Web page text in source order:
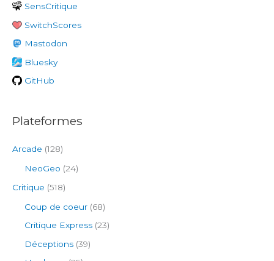
r
c
h
e
r
SensCritique
SwitchScores
Mastodon
Bluesky
GitHub
Plateformes
Arcade (128)
NeoGeo (24)
Critique (518)
Coup de coeur (68)
Critique Express (23)
Déceptions (39)